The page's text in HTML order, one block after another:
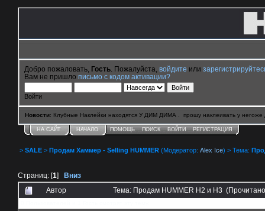
Добро пожаловать, Гость . Пожалуйста, войдите или
Вам не пришло письмо с кодом активации?
Войти
Новости: Клубные Наклейки находятся У ДИМ ДИМА . прошу наклеивать у негоже
НА САЙТ НАЧАЛО ПОМОЩЬ ПОИСК ВОЙТИ РЕГИСТРАЦИЯ
> SALE > Продам Хаммер - Selling HUMMER (Модератор: Alex Ice) > Тема:
Страниц: [1] Вниз
Автор
Тема: Продам HUMMER H2 и H3